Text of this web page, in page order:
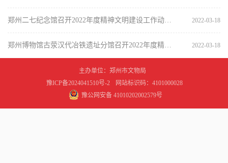
郑州二七纪念馆召开2022年度精神文明建设工作动员会 2022-03-18
郑州博物馆古荥汉代冶铁遗址分馆召开2022年度精神文明建设工作推进会 2022-03-18
主办单位：郑州市文物局
豫ICP备2024041510号-2
网站标识码：4101000028
豫公网安备 41010202002579号